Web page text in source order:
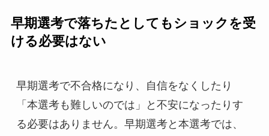
早期選考で落ちたとしてもショックを受
ける必要はない
早期選考で不合格になり、自信をなくしたり
「本選考も難しいのでは」と不安になったりす
る必要はありません。早期選考と本選考では、